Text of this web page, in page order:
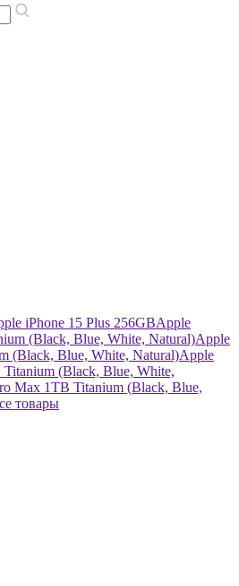
iPhone 15 Plus 256GBApple
(Black, Blue, White, Natural)Apple
(Black, Blue, White, Natural)Apple
(Black, Blue, White,
Max 1TB Titanium (Black, Blue,
товары